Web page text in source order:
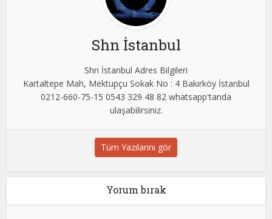
Shn İstanbul
Shn İstanbul Adres Bilgileri
Kartaltepe Mah, Mektupçu Sokak No : 4 Bakırköy İstanbul
0212-660-75-15 0543 329 48 82 whatsapp'tanda
ulaşabilirsiniz.
Tüm Yazılarını gör
Yorum bırak